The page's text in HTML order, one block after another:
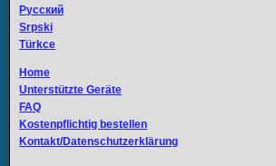
Русский
Srpski
Türkce
Home
Unterstützte Geräte
FAQ
Kostenpflichtig bestellen
Kontakt/Datenschutzerklärung